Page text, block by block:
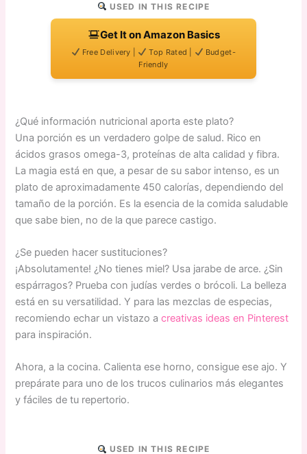
USED IN THIS RECIPE
Get It on Amazon Basics
Free Delivery | Top Rated |
Budget-
Friendly
¿Qué información nutricional aporta este plato?
Una porción es un verdadero golpe de salud. Rico en
ácidos grasos omega-3, proteínas de alta calidad y fibra.
La magia está en que, a pesar de su sabor intenso, es un
plato de aproximadamente 450 calorías, dependiendo del
tamaño de la porción. Es la esencia de la comida saludable
que sabe bien, no de la que parece castigo.
¿Se pueden hacer sustituciones?
¡Absolutamente! ¿No tienes miel? Usa jarabe de arce. ¿Sin
espárragos? Prueba con judías verdes o brócoli. La belleza
está en su versatilidad. Y para las mezclas de especias,
recomiendo echar un vistazo acreativas ideas en Pinterest
para inspiración.
Ahora, a la cocina. Calienta ese horno, consigue ese ajo. Y
prepárate para uno de los trucos culinarios más elegantes
y fáciles de tu repertorio.
USED IN THIS RECIPE